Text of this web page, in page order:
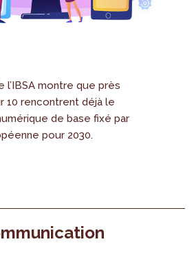
l’IBSA montre que près
10 rencontrent déjà le
de base fixé par
pour 2030.